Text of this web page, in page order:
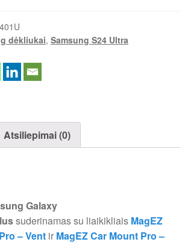
dėkliukai, Samsung S24 Ultra
Atsiliepimai (0)
Galaxy
suderinamas su liaikikliais MagEZ
– Vent ir MagEZ Car Mount Pro –